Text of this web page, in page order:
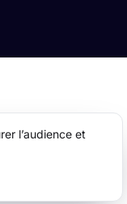
l’audience et